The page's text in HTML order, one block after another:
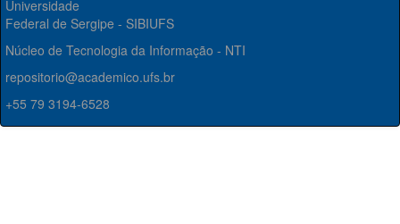
Universidade
Federal de Sergipe - SIBIUFS
Núcleo de Tecnologia da Informação - NTI
repositorio@academico.ufs.br
+55 79 3194-6528